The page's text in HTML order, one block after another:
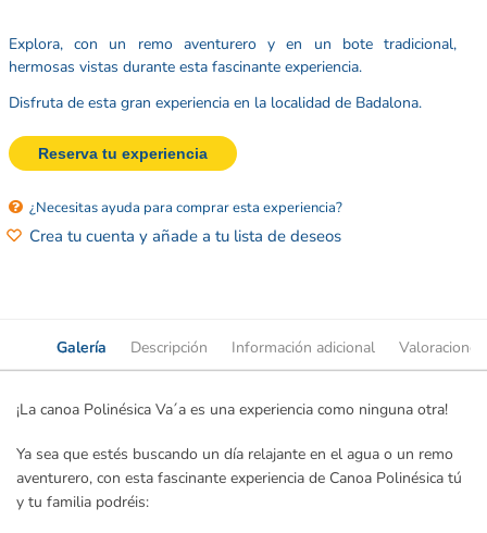
Explora, con un remo aventurero y en un bote tradicional,
hermosas vistas durante esta fascinante experiencia.
Disfruta de esta gran experiencia en la localidad de Badalona.
Reserva tu experiencia
¿Necesitas ayuda para comprar esta experiencia?
Crea tu cuenta y añade a tu lista de deseos
Galería Descripción Información adicional Valoraciones
¡La canoa Polinésica Va´a es una experiencia como ninguna otra!
Ya sea que estés buscando un día relajante en el agua o un remo
aventurero, con esta fascinante experiencia de Canoa Polinésica tú
y tu familia podréis: